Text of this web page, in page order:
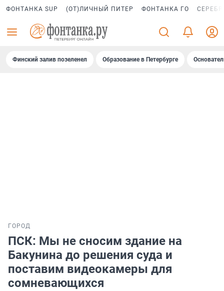
ФОНТАНКА SUP (ОТ)ЛИЧНЫЙ ПИТЕР ФОНТАНКА ГО
Финский залив позеленел Образование в Петербурге
ГОРОД
ПСК: Мы не сносим здание на
Бакунина до решения суда и
поставим видеокамеры для
сомневающихся